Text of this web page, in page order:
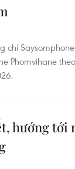
chí
Phomvihane
hướng tới